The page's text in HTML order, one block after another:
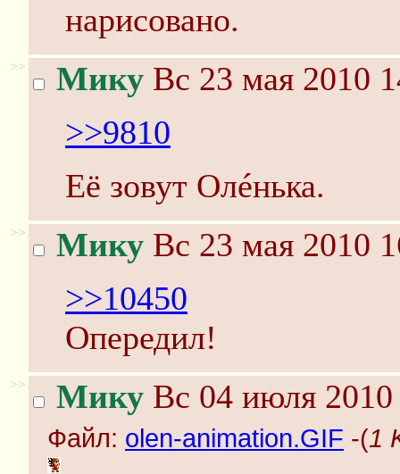
нарисовано.
>> Мику Вс 23 мая 2010
>>9810
Её зовут Олéнька.
>> Мику Вс 23 мая 2010
>>10450
Опередил!
>> Мику Вс 04 июля
Файл: olen-animation.GIF -(1